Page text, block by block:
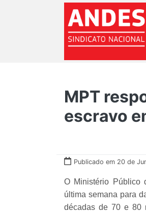
MPT
escravo
Publicado em 20 de
O Ministério Público
última semana para
décadas de 70 e 80